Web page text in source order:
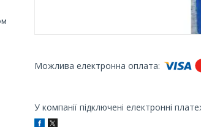
У компанії підключені електронні